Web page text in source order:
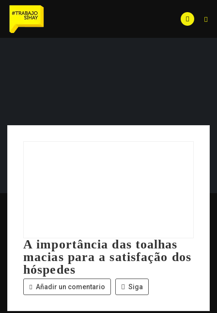
A importância das toalhas
macias para a satisfação dos
hóspedes
Añadir un comentario Siga